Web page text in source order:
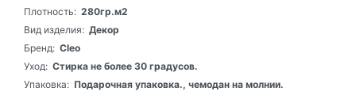
Плотность: 280гр.м2
Вид изделия: Декор
Бренд: Cleo
Уход: Стирка не более 30 градусов.
Упаковка: Подарочная упаковка., чемодан на молнии.